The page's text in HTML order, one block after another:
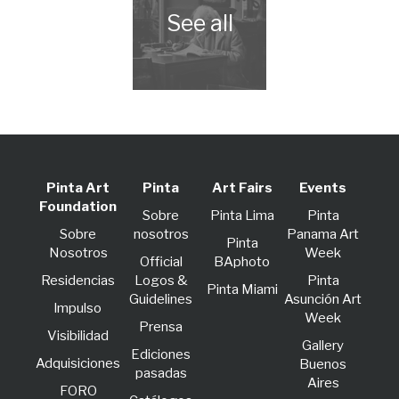
Pinta Art
Foundation
Sobre
Nosotros
Residencias
lmpulso
Visibilidad
Adquisiciones
FORO
Pinta
Sobre
nosotros
Official
Logos &
Guidelines
Prensa
Ediciones
pasadas
Art Fairs
Pinta Lima
Pinta
BAphoto
Pinta Miami
Events
Pinta
Panama Art
Week
Pinta
Asunción Art
Week
Gallery
Buenos
Aires